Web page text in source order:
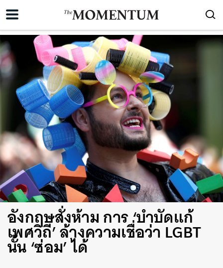
อังกฤษสั่งห้าม การ ‘บำบัดแก้
เพศวิถี’ ล้างความเชื่อว่า LGBT
นั้น ‘ซ่อม’ ได้